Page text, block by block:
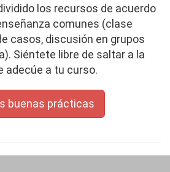
los recursos de acuerdo
comunes (clase
casos, discusión en grupos
Siéntete libre de saltar a la
adecúe a tu curso.
buenas prácticas